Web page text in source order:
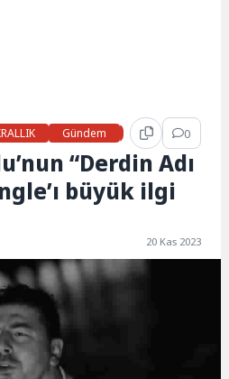
Gündem Haberler 0
“Derdin Adı
büyük ilgi
20 Kas 2023